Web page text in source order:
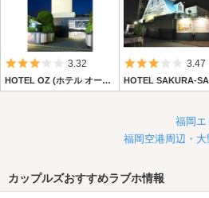
5つ星のうち3
3.32
HOTEL OZ (ホテル オーゼット)
5つ星
3.47
福岡エ
福岡空港周辺・
カップルズおすすめラブホ情報